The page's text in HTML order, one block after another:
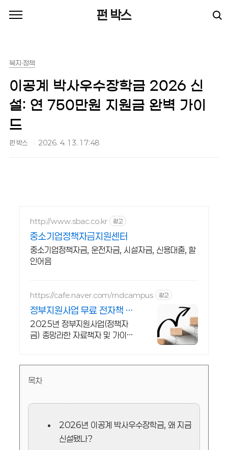
펀 박스
복지·정책
이공계 박사우수장학금 2026 신
설: 연 750만원 지원금 완벽 가이
드
펀 박스 2026. 4. 13. 17:48
http://www.sbac.co.kr 광고
중소기업정책자금지원센터
중소기업정책자금, 운전자금, 시설자금, 신용대출, 할
인어음
https://cafe.naver.com/rndcampus 광고
정부지원사업 무료 전자책 실
무 전문가 무료 웹세미나
2025년 정부지원사업(정책자
금) 총망라한 자료책자 및 가이드
수 있습니다!
목차
2026년 이공계 박사우수장학금, 왜 지금
신설됐나?